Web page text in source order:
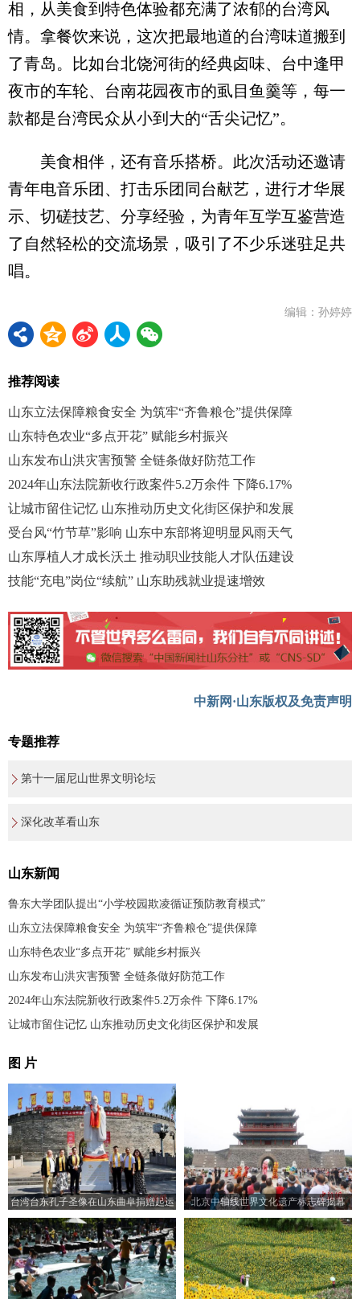
相，从美食到特色体验都充满了浓郁的台湾风
情。拿餐饮来说，这次把最地道的台湾味道搬到
了青岛。比如台北饶河街的经典卤味、台中逢甲
夜市的车轮、台南花园夜市的虱目鱼羹等，每一
款都是台湾民众从小到大的“舌尖记忆”。
美食相伴，还有音乐搭桥。此次活动还邀请
青年电音乐团、打击乐团同台献艺，进行才华展
示、切磋技艺、分享经验，为青年互学互鉴营造
了自然轻松的交流场景，吸引了不少乐迷驻足共
唱。
编辑：孙婷婷
推荐阅读
山东立法保障粮食安全 为筑牢“齐鲁粮仓”提供保障
山东特色农业“多点开花” 赋能乡村振兴
山东发布山洪灾害预警 全链条做好防范工作
2024年山东法院新收行政案件5.2万余件 下降6.17%
让城市留住记忆 山东推动历史文化街区保护和发展
受台风“竹节草”影响 山东中东部将迎明显风雨天气
山东厚植人才成长沃土 推动职业技能人才队伍建设
技能“充电”岗位“续航” 山东助残就业提速增效
中新网·山东版权及免责声明
专题推荐
第十一届尼山世界文明论坛
深化改革看山东
山东新闻
鲁东大学团队提出“小学校园欺凌循证预防教育模式”
山东立法保障粮食安全 为筑牢“齐鲁粮仓”提供保障
山东特色农业“多点开花” 赋能乡村振兴
山东发布山洪灾害预警 全链条做好防范工作
2024年山东法院新收行政案件5.2万余件 下降6.17%
让城市留住记忆 山东推动历史文化街区保护和发展
图 片
台湾台东孔子圣像在山东曲阜捐赠起运 北京中轴线世界文化遗产标志碑揭幕